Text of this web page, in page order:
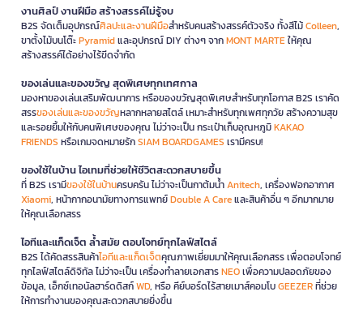
งานศิลป์ งานฝีมือ สร้างสรรค์ไม่รู้จบ
B2S จัดเต็มอุปกรณ์ศิลปะและงานฝีมือสำหรับคนสร้างสรรค์ตัวจริง ทั้งสีไม้Colleen,
ขาตั้งไม้บนโต๊ะPyramidและอุปกรณ์ DIY ต่างๆ จากMONT MARTEให้คุณ
สร้างสรรค์ได้อย่างไร้ขีดจำกัด
ของเล่นและของขวัญ สุดพิเศษทุกเทศกาล
มองหาของเล่นเสริมพัฒนาการ หรือของขวัญสุดพิเศษสำหรับทุกโอกาส B2S เราคัด
สรรของเล่นและของขวัญหลากหลายสไตล์ เหมาะสำหรับทุกเพศทุกวัย สร้างความสุข
และรอยยิ้มให้กับคนพิเศษของคุณ ไม่ว่าจะเป็น กระเป๋าเก็บอุณหภูมิKAKAO
FRIENDS หรือเกมจดหมายรักSIAM BOARDGAMES เรามีครบ!
ของใช้ในบ้าน ไอเทมที่ช่วยให้ชีวิตสะดวกสบายขึ้น
ที่ B2S เรามีของใช้ในบ้านครบครัน ไม่ว่าจะเป็นกาต้มน้ำAnitech, เครื่องฟอกอากาศ
Xiaomi, หน้ากากอนามัยทางการแพทย์Double A Careและสินค้าอื่น ๆ อีกมากมาย
ให้คุณเลือกสรร
ไอทีและแก็ดเจ็ต ล้ำสมัย ตอบโจทย์ทุกไลฟ์สไตล์
B2S ได้คัดสรรสินค้าไอทีและแก็ดเจ็ตคุณภาพเยี่ยมมาให้คุณเลือกสรร เพื่อตอบโจทย์
ทุกไลฟ์สไตล์ดิจิทัล ไม่ว่าจะเป็น เครื่องทำลายเอกสารNEOเพื่อความปลอดภัยของ
ข้อมูล, เอ็กซ์เทอนัลฮาร์ดดิสก์WD, หรือ คีย์บอร์ดไร้สายเมาส์คอมโบGEEZERที่ช่วย
ให้การทำงานของคุณสะดวกสบายยิ่งขึ้น